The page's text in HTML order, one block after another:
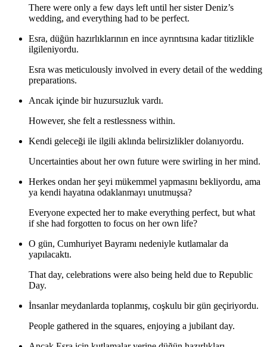
There were only a few days left until her sister Deniz’s
wedding, and everything had to be perfect.
Esra, düğün hazırlıklarının en ince ayrıntısına kadar titizlikle
ilgileniyordu.
Esra was meticulously involved in every detail of the wedding
preparations.
Ancak içinde bir huzursuzluk vardı.
However, she felt a restlessness within.
Kendi geleceği ile ilgili aklında belirsizlikler dolanıyordu.
Uncertainties about her own future were swirling in her mind.
Herkes ondan her şeyi mükemmel yapmasını bekliyordu, ama
ya kendi hayatına odaklanmayı unutmuşsa?
Everyone expected her to make everything perfect, but what
if she had forgotten to focus on her own life?
O gün, Cumhuriyet Bayramı nedeniyle kutlamalar da
yapılacaktı.
That day, celebrations were also being held due to Republic
Day.
İnsanlar meydanlarda toplanmış, coşkulu bir gün geçiriyordu.
People gathered in the squares, enjoying a jubilant day.